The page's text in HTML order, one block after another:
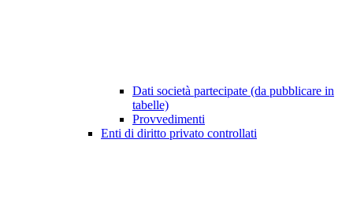
Dati società partecipate (da pubblicare in
tabelle)
Provvedimenti
Enti di diritto privato controllati